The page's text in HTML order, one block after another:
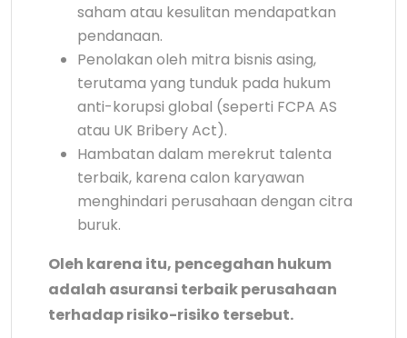
saham atau kesulitan mendapatkan
pendanaan.
Penolakan oleh mitra bisnis asing,
terutama yang tunduk pada hukum
anti-korupsi global (seperti FCPA AS
atau UK Bribery Act).
Hambatan dalam merekrut talenta
terbaik, karena calon karyawan
menghindari perusahaan dengan citra
buruk.
Oleh karena itu, pencegahan hukum
adalah asuransi terbaik perusahaan
terhadap risiko-risiko tersebut.